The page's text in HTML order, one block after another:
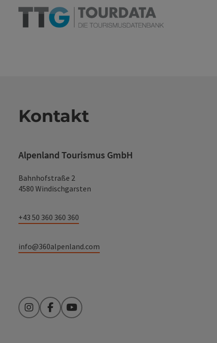
Kontakt
Alpenland Tourismus GmbH
Bahnhofstraße 2
4580 Windischgarsten
+43 50 360 360 360
info@360alpenland.com
InstagramFacebookYouTube